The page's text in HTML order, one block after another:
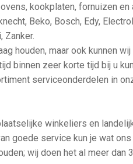
kookplaten, fornuizen
Beko, Bosch, Edy,
Zanker.
houden, maar ook kunnen
binnen zeer korte tijd bij u
serviceonderdelen in
winkeliers en
goede service kun je wat
wij doen het al meer dan